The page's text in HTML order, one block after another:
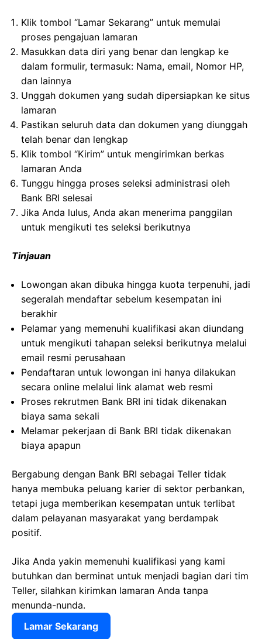
Klik tombol “Lamar Sekarang” untuk memulai
proses pengajuan lamaran
Masukkan data diri yang benar dan lengkap ke
dalam formulir, termasuk: Nama, email, Nomor HP,
dan lainnya
Unggah dokumen yang sudah dipersiapkan ke situs
lamaran
Pastikan seluruh data dan dokumen yang diunggah
telah benar dan lengkap
Klik tombol “Kirim” untuk mengirimkan berkas
lamaran Anda
Tunggu hingga proses seleksi administrasi oleh
Bank BRI selesai
Jika Anda lulus, Anda akan menerima panggilan
untuk mengikuti tes seleksi berikutnya
Tinjauan
Lowongan akan dibuka hingga kuota terpenuhi, jadi
segeralah mendaftar sebelum kesempatan ini
berakhir
Pelamar yang memenuhi kualifikasi akan diundang
untuk mengikuti tahapan seleksi berikutnya melalui
email resmi perusahaan
Pendaftaran untuk lowongan ini hanya dilakukan
secara online melalui link alamat web resmi
Proses rekrutmen Bank BRI ini tidak dikenakan
biaya sama sekali
Melamar pekerjaan di Bank BRI tidak dikenakan
biaya apapun
Bergabung dengan Bank BRI sebagai Teller tidak
hanya membuka peluang karier di sektor perbankan,
tetapi juga memberikan kesempatan untuk terlibat
dalam pelayanan masyarakat yang berdampak
positif.
Jika Anda yakin memenuhi kualifikasi yang kami
butuhkan dan berminat untuk menjadi bagian dari tim
Teller, silahkan kirimkan lamaran Anda tanpa
menunda-nunda.
Lamar Sekarang